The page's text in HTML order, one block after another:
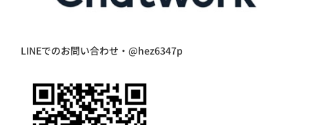
LINEでのお問い合わせ・@hez6347p